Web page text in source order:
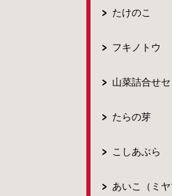
たけのこ
フキノトウ
山菜詰合せセ
たらの芽
こしあぶら
あいこ（ミヤ